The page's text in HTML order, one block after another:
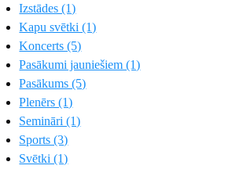
Izstādes (1)
Kapu svētki (1)
Koncerts (5)
Pasākumi jauniešiem (1)
Pasākums (5)
Plenērs (1)
Semināri (1)
Sports (3)
Svētki (1)